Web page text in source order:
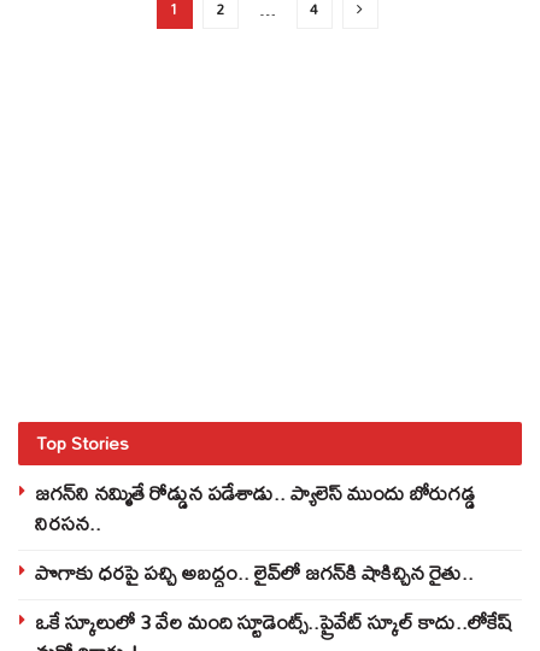
1 2 … 4
Top Stories
జగన్‌ని నమ్మితే రోడ్డున పడేశాడు.. ప్యాలెస్‌ ముందు బోరుగడ్డ
నిరసన..
పొగాకు ధరపై పచ్చి అబద్దం.. లైవ్‌లో జగన్‌కి షాకిచ్చిన రైతు..
ఒకే స్కూలులో 3 వేల మంది స్టూడెంట్స్‌..ప్రైవేట్‌ స్కూల్‌ కాదు..లోకేష్